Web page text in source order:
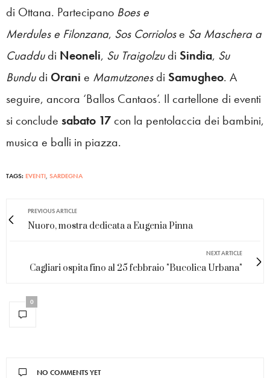
di Ottana. Partecipano Boes e
Merdules e Filonzana, Sos Corriolose Sa Maschera a
Cuaddudi Neoneli, Su Traigolzudi Sindia, Su
Bundudi Orani e Mamutzonesdi Samugheo. A
seguire, ancora ‘Ballos Cantaos’. Il cartellone di eventi
si conclude sabato 17con la pentolaccia dei bambini,
musica e balli in piazza.
TAGS: EVENTI SARDEGNA
PREVIOUS ARTICLE
Nuoro, mostra dedicata a Eugenia Pinna
NEXT ARTICLE
Cagliari ospita fino al 25 febbraio "Bucolica Urbana"
0
NO COMMENTS YET